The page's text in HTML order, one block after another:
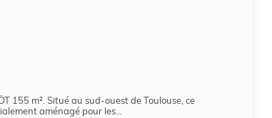
155 m². Situé au sud-ouest de Toulouse, ce
aménagé pour les...